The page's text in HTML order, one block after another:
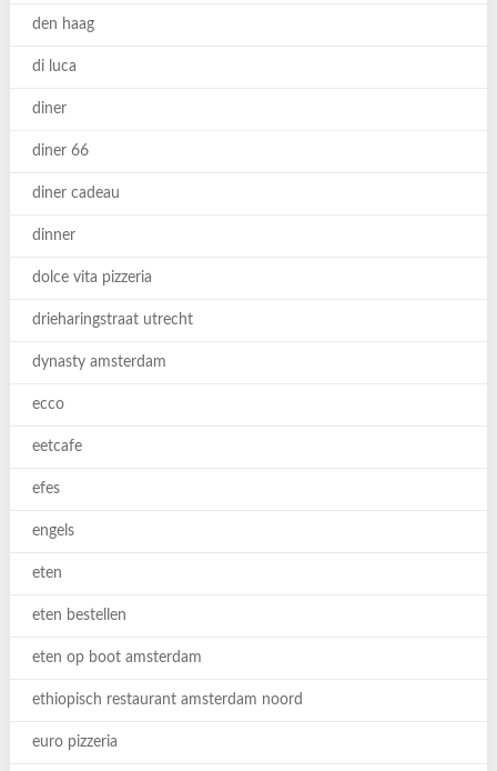
den haag
di luca
diner
diner 66
diner cadeau
dinner
dolce vita pizzeria
drieharingstraat utrecht
dynasty amsterdam
ecco
eetcafe
efes
engels
eten
eten bestellen
eten op boot amsterdam
ethiopisch restaurant amsterdam noord
euro pizzeria